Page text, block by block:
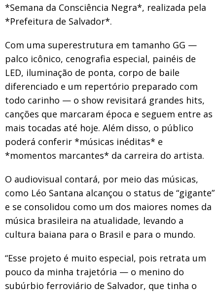
*Semana da Consciência Negra*, realizada pela
*Prefeitura de Salvador*.
Com uma superestrutura em tamanho GG —
palco icônico, cenografia especial, painéis de
LED, iluminação de ponta, corpo de baile
diferenciado e um repertório preparado com
todo carinho — o show revisitará grandes hits,
canções que marcaram época e seguem entre as
mais tocadas até hoje. Além disso, o público
poderá conferir *músicas inéditas* e
*momentos marcantes* da carreira do artista.
O audiovisual contará, por meio das músicas,
como Léo Santana alcançou o status de “gigante”
e se consolidou como um dos maiores nomes da
música brasileira na atualidade, levando a
cultura baiana para o Brasil e para o mundo.
“Esse projeto é muito especial, pois retrata um
pouco da minha trajetória — o menino do
subúrbio ferroviário de Salvador, que tinha o